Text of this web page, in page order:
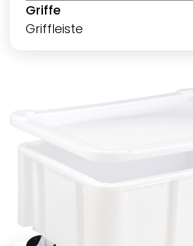
Griffe
Griffleiste